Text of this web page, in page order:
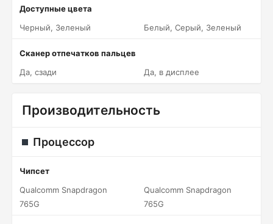
Доступные цвета
Черный, Зеленый
Белый, Серый, Зеленый
Сканер отпечатков пальцев
Да, сзади
Да, в дисплее
Производительность
Процессор
Чипсет
Qualcomm Snapdragon
765G
Qualcomm Snapdragon
765G